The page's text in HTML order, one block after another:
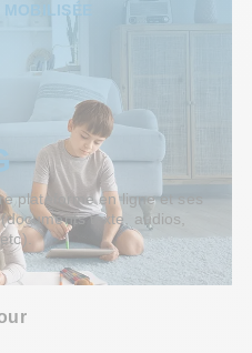
plateforme en ligne et ses
texte, audios,